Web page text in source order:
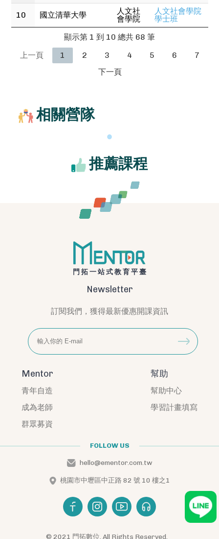
10 國立清華大學
人文社
會學院
人文社會學院
學士班
顯示第 1 到 10 總共 68 筆
上一頁
1 2 3 4 5 6
7
下一頁
相關營隊
推薦課程
門拓一站式教育平臺
Newsletter
訂閱我們，獲得最新優惠開課資訊
Mentor
青年自造
成為老師
群眾募資
幫助
幫助中心
學習計畫填寫
FOLLOW US
hello@ementor.com.tw
桃園市中壢區中正路 82 號 10 樓之1
© 2021 門拓數位. All Rights Reserved.